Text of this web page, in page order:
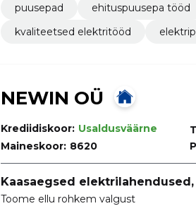
puusepad
ehituspuusepa tööd
kvaliteetsed elektritööd
NEWIN OÜ
Krediidiskoor: Usaldusväärne
Maineskoor: 8620
Kaasaegsed
Toome ellu rohkem valgust